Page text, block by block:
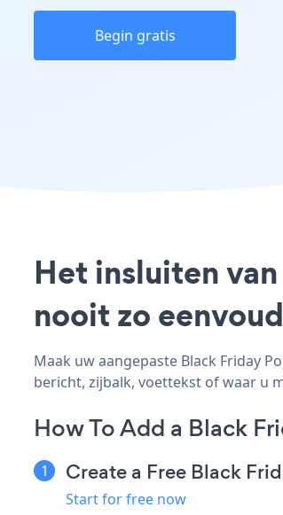
Begin gratis
Het insluiten
nooit zo
Maak uw aangepaste Black Friday
bericht, zijbalk, voettekst of waar u
How To Add a Black
Create a Free Black
Start for free now